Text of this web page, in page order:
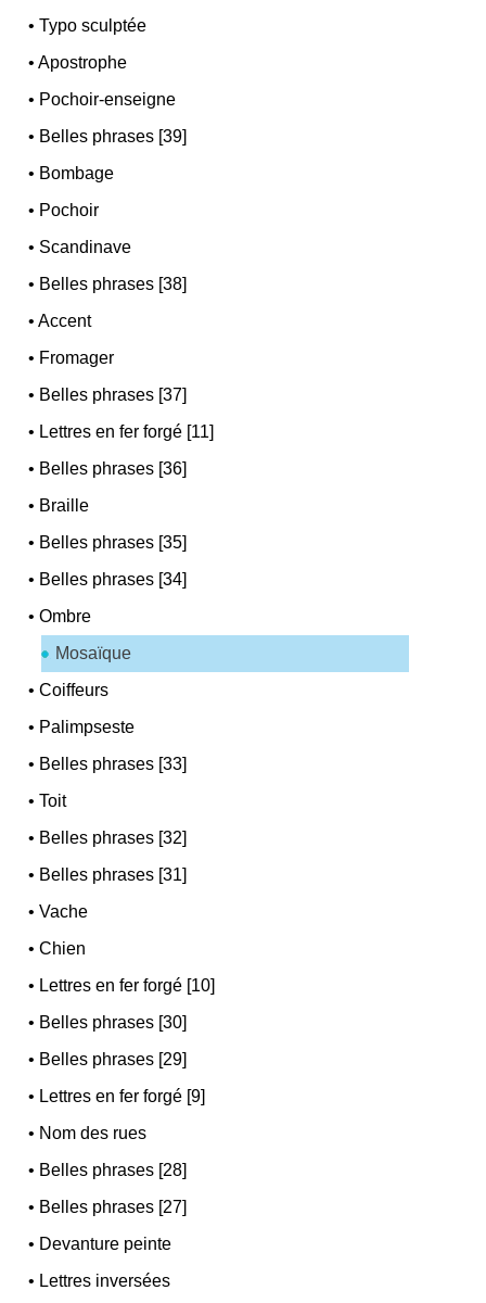
•Typo sculptée
•Apostrophe
• Pochoir-enseigne
• Belles phrases [39]
• Bombage
• Pochoir
• Scandinave
• Belles phrases [38]
•Accent
• Fromager
• Belles phrases [37]
• Lettres en fer forgé [11]
• Belles phrases [36]
• Braille
• Belles phrases [35]
• Belles phrases [34]
•Ombre
Mosaïque
•Coiffeurs
• Palimpseste
• Belles phrases [33]
•Toit
• Belles phrases [32]
• Belles phrases [31]
•Vache
•Chien
• Lettres en fer forgé [10]
• Belles phrases [30]
• Belles phrases [29]
• Lettres en fer forgé [9]
• Nom des rues
• Belles phrases [28]
• Belles phrases [27]
• Devanture peinte
• Lettres inversées